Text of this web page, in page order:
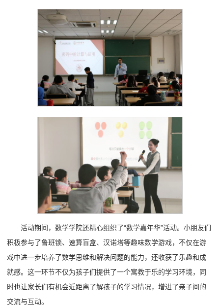
活动期间，数学学院还精心组织了“数学嘉年华”活动。小朋友们
积极参与了鲁班锁、速算盲盒、汉诺塔等趣味数学游戏，不仅在游
戏中进一步培养了数学思维和解决问题的能力，还收获了乐趣和成
就感。这一环节不仅为孩子们提供了一个寓教于乐的学习环境，同
时也让家长们有机会近距离了解孩子的学习情况，增进了亲子间的
交流与互动。